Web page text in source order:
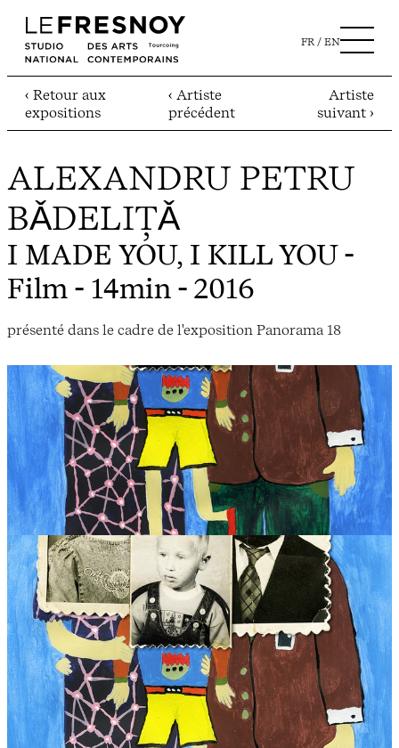
FR EN
‹ Retour aux
expositions
‹ Artiste
précédent
Artiste
suivant ›
ALEXANDRU PETRU
BǍDELIȚǍ
I MADE YOU, I KILL YOU-
Film - 14min - 2016
présenté dans le cadre de l'exposition Panorama 18